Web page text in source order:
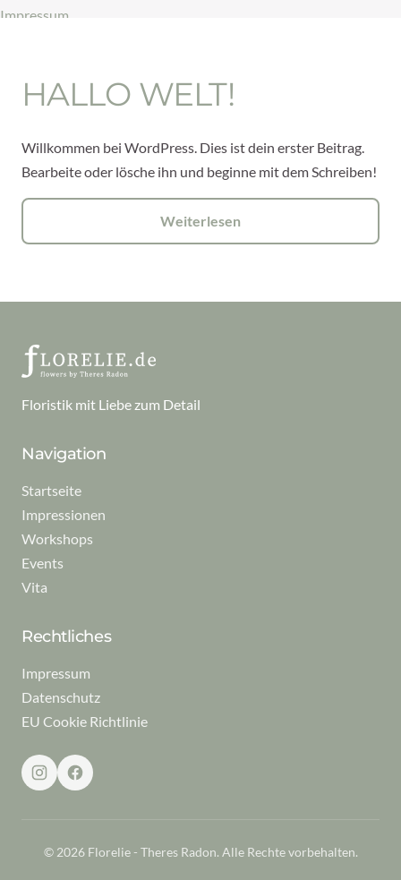
Impressum
HALLO WELT!
Willkommen bei WordPress. Dies ist dein erster Beitrag.
Bearbeite oder lösche ihn und beginne mit dem Schreiben!
Weiterlesen
Floristik mit Liebe zum Detail
Navigation
Startseite
Impressionen
Workshops
Events
Vita
Rechtliches
Impressum
Datenschutz
EU Cookie Richtlinie
© 2026 Florelie - Theres Radon. Alle Rechte vorbehalten.